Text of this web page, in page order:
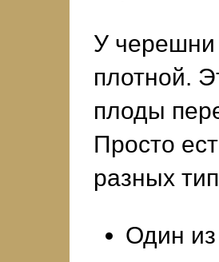
У черешни
плотной.
плоды
Просто
разных
Один